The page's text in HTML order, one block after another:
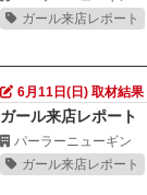
ガール来店レポート
6月11日(日) 取材結果
ガール来店レポート
パーラーニューギン
ガール来店レポート